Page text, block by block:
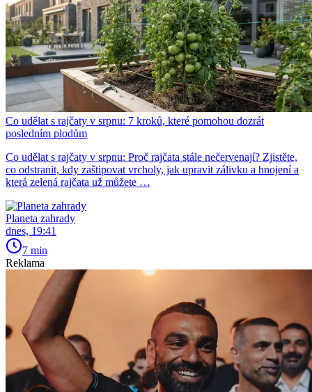
Co udělat s rajčaty v srpnu: 7 kroků, které pomohou dozrát
posledním plodům
Co udělat s rajčaty v srpnu: Proč rajčata stále nečervenají? Zjistěte,
co odstranit, kdy zaštipovat vrcholy, jak upravit zálivku a hnojení a
která zelená rajčata už můžete …
Planeta zahrady
dnes, 19:41
7 min
Reklama